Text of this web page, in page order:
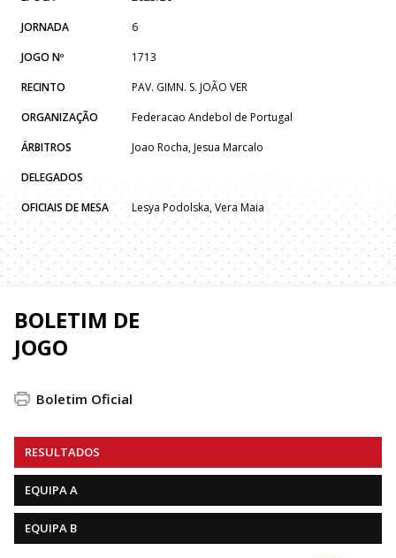
JORNADA
6
JOGO Nº
1713
RECINTO
PAV. GIMN. S. JOÃO VER
ORGANIZAÇÃO
Federacao Andebol de Portugal
ÁRBITROS
Joao Rocha, Jesua Marcalo
DELEGADOS
OFICIAIS DE MESA
Lesya Podolska, Vera Maia
BOLETIM DE
JOGO
Boletim Oficial
RESULTADOS
EQUIPA A
EQUIPA B